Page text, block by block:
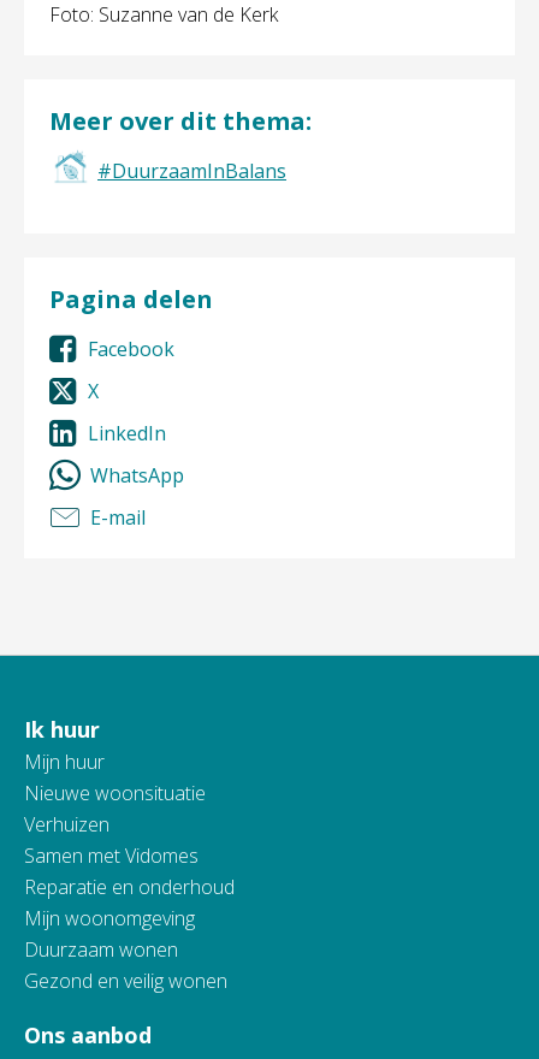
Foto: Suzanne van de Kerk
Meer over dit thema:
#DuurzaamInBalans
Pagina delen
Facebook
X
LinkedIn
WhatsApp
E-mail
Contactinformatie
Ik huur
Mijn huur
Nieuwe woonsituatie
Verhuizen
Samen met Vidomes
Reparatie en onderhoud
Mijn woonomgeving
Duurzaam wonen
Gezond en veilig wonen
Ons aanbod